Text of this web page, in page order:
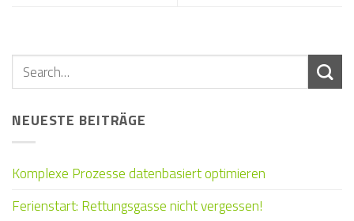
NEUESTE BEITRÄGE
Komplexe Prozesse datenbasiert optimieren
Ferienstart: Rettungsgasse nicht vergessen!